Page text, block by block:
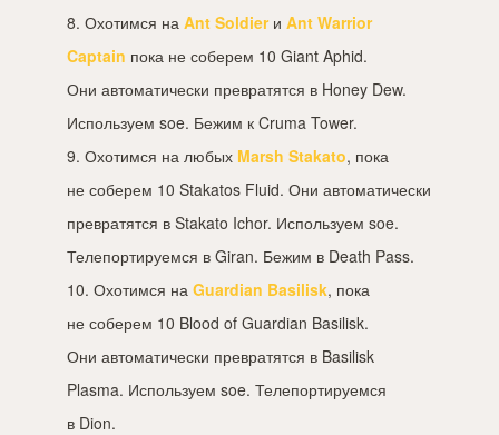
8. Охотимся на Ant Soldierи Ant Warrior
Captain пока не соберем 10 Giant Aphid.
Они автоматически превратятся в Honey Dew.
Используем soe. Бежим к Cruma Tower.
9. Охотимся на любых Marsh Stakato, пока
не соберем 10 Stakatos Fluid. Они автоматически
превратятся в Stakato Ichor. Используем soe.
Телепортируемся в Giran. Бежим в Death Pass.
10. Охотимся на Guardian Basilisk, пока
не соберем 10 Blood of Guardian Basilisk.
Они автоматически превратятся в Basilisk
Plasma. Используем soe. Телепортируемся
в Dion.